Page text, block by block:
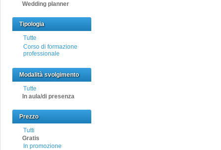
Wedding planner
Tipologia
Tutte
Corso di formazione
professionale
Modalità svolgimento
Tutte
In aula/di presenza
Prezzo
Tutti
Gratis
In promozione